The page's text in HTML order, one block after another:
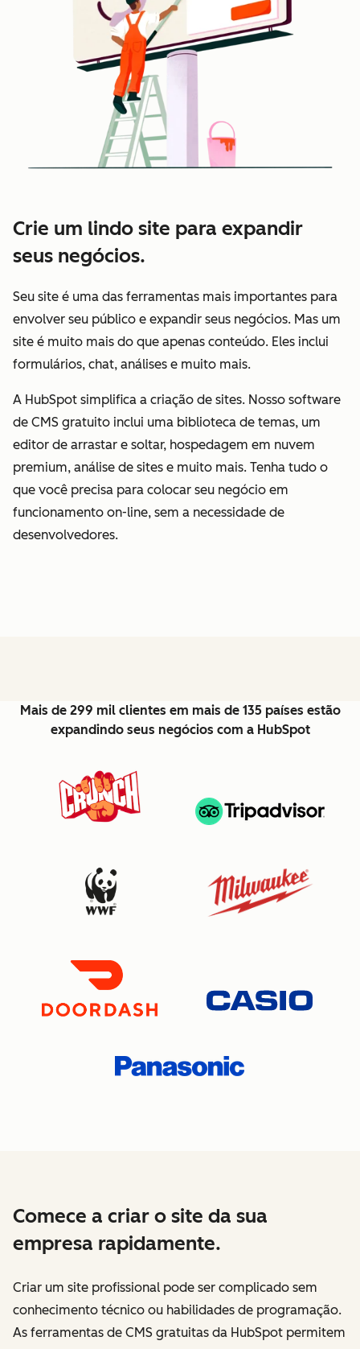
Crie um lindo site para expandir
seus negócios.
Seu site é uma das ferramentas mais importantes para
envolver seu público e expandir seus negócios. Mas um
site é muito mais do que apenas conteúdo. Eles inclui
formulários, chat, análises e muito mais.
A HubSpot simplifica a criação de sites. Nosso software
de CMS gratuito inclui uma biblioteca de temas, um
editor de arrastar e soltar, hospedagem em nuvem
premium, análise de sites e muito mais. Tenha tudo o
que você precisa para colocar seu negócio em
funcionamento on-line, sem a necessidade de
desenvolvedores.
Mais de 299 mil clientes em mais de 135 países estão
expandindo seus negócios com a HubSpot
Comece a criar o site da sua
empresa rapidamente.
Criar um site profissional pode ser complicado sem
conhecimento técnico ou habilidades de programação.
As ferramentas de CMS gratuitas da HubSpot permitem